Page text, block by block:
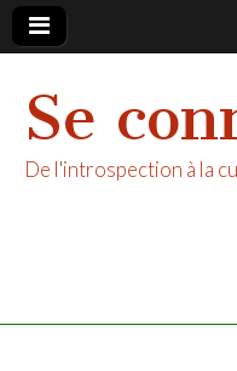
Se
De l'introspection à la